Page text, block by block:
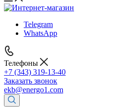
Telegram
WhatsApp
Телефоны
+7 (343) 319-13-40
Заказать звонок
ekb@energo1.com